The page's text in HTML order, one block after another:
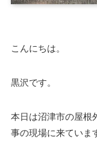
こんにちは。
黒沢です。
本日は沼津市の屋根
事の現場に来ていま